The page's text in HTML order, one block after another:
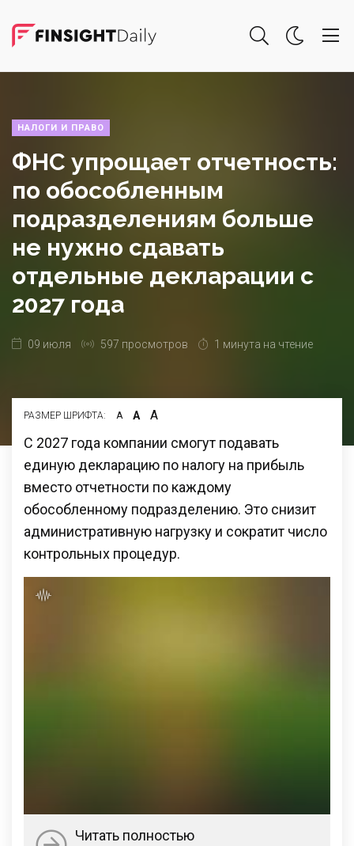
НАЛОГИ И ПРАВО
ФНС упрощает отчетность:
по обособленным
подразделениям больше
не нужно сдавать
отдельные декларации с
2027 года
09 июля 597 просмотров 1 минута на чтение
РАЗМЕР ШРИФТА: А А А
С 2027 года компании смогут подавать
единую декларацию по налогу на прибыль
вместо отчетности по каждому
обособленному подразделению. Это снизит
административную нагрузку и сократит число
контрольных процедур.
Читать полностью